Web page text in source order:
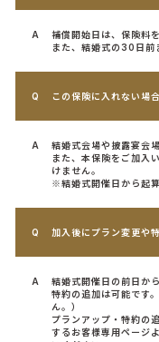
補償開始日は、保険料
また、結婚式の30日前
この保険に入れない場
結婚式会場や披露宴会
また、本保険をご加入
けません。
※結婚式開催日から起
加入後にプラン変更や
結婚式開催日の前日か
特約の追加は可能です
ん。）
プランアップ・特約の
するお客様専用ページ